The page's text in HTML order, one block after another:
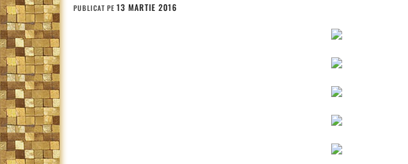
PUBLICAT PE 13 MARTIE 2016